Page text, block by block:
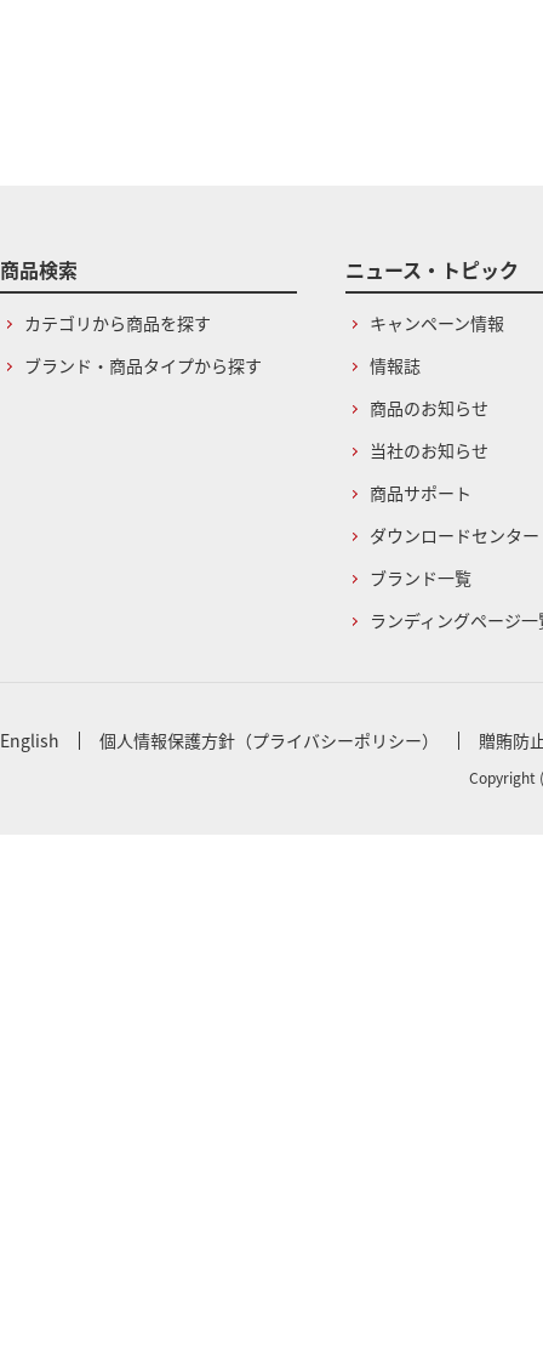
商品検索
カテゴリから商品を探す
ブランド・商品タイプから探す
ニュース・トピック
キャンペーン情報
情報誌
商品のお知らせ
当社のお知らせ
商品サポート
ダウンロードセンター
ブランド一覧
ランディングページ一
English 個人情報保護方針（プライバシーポリシー） 贈賄防
Copyright